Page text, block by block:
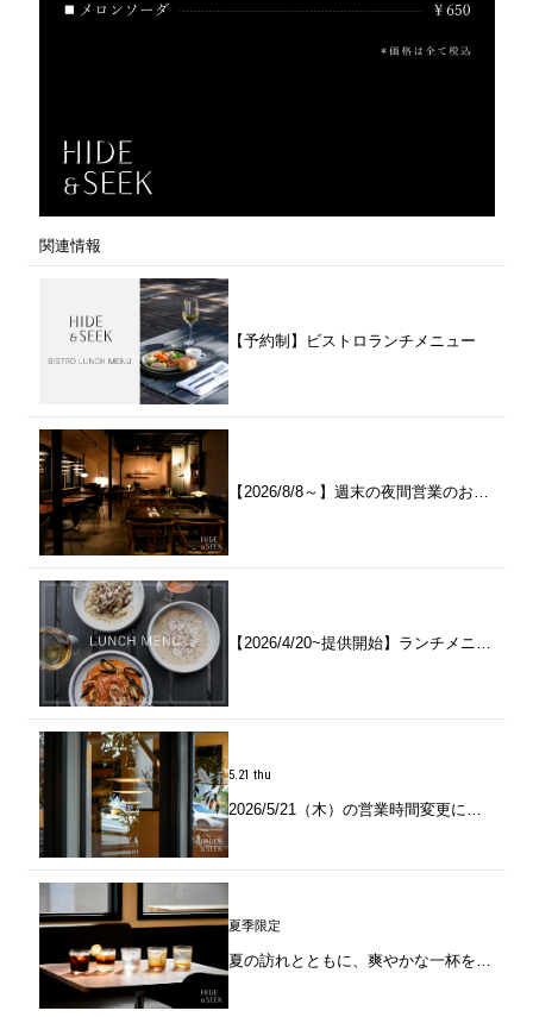
関連情報
【予約制】ビストロランチメニュー
【2026/8/8～】週末の夜間営業のお知らせ
【2026/4/20~提供開始】ランチメニューリニューアルのお知らせ
5.21 thu
2026/5/21（木）の営業時間変更についてのご案内
夏季限定
夏の訪れとともに、爽やかな一杯を～夏季限定ドリンク始めます～